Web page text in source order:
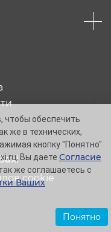
cookie
чтобы обеспечить
же в технических,
кнопку "Понятно"
Вы даете Согласие
же соглашаетесь с
Ваших
Понятно